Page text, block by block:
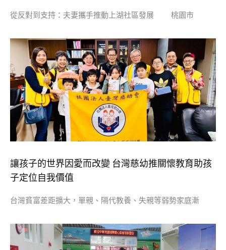
從反對到支持：夫妻攜手推動上湖社區發展 桃園市
讓孩子的世界因愛而改變 台灣慈幼推關懷教育助孩
子定位自我價值
台灣貧富差距擴大，單親、隔代教養、失親等弱勢家庭漸